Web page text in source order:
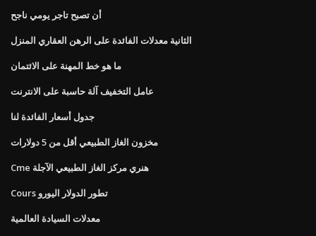
أن تصبح تاجر يومي ناجح
الثانية معدلات الفائدة على الرهن العقاري المنزل
ما هو خط المهنة على الائتمان
عامل التخفيف آلة حاسبة على الانترنت
جدول أسعار الفائدة لنا
مخزون الغاز الطبيعي أقل من 5 دولارات
Cme هنري مركز الغاز الطبيعي الآجلة
Cours تطور الدولار اليورو
معدلات السيادة العالمية